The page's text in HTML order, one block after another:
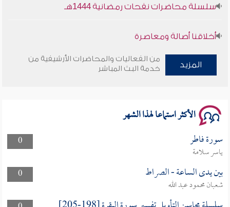
وأمنهم من خوف 9
المزيد
من الفعاليات والمحاضرات الأرشيفية من
خدمة البث المباشر
الأكثر استماعا لهذا الشهر
0 سورة فاطر
ياسر سلامة
0
بين يدى الساعة - الصراط
شعبان محمود عبد الله